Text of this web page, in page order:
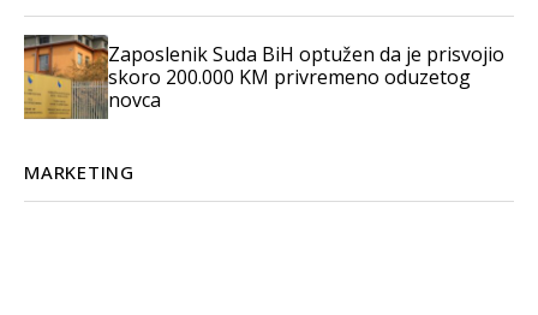
Zaposlenik Suda BiH optužen da je prisvojio
skoro 200.000 KM privremeno oduzetog
novca
MARKETING